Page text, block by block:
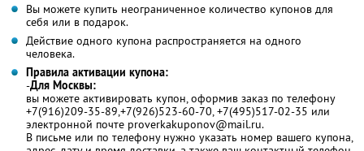
Вы можете купить неограниченное количество купонов для
себя или в подарок.
Действие одного купона распространяется на одного
человека.
Правила активации купона:
-Для Москвы:
вы можете активировать купон, оформив заказ по телефону
+7(916)209-35-89,+7(926)523-60-70, +7(495)517-02-35 или
электронной почте proverkakuponov@mail.ru.
В письме или по телефону нужно указать номер вашего купона,